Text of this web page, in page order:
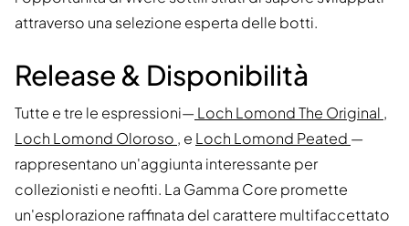
attraverso una selezione esperta delle botti.
Release & Disponibilità
Tutte e tre le espressioni— Loch Lomond The Original ,
Loch Lomond Oloroso , e Loch Lomond Peated —
rappresentano un'aggiunta interessante per
collezionisti e neofiti. La Gamma Core promette
un'esplorazione raffinata del carattere multifaccettato